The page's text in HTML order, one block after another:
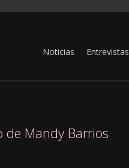
Noticias Entrevistas
de Mandy Barrios